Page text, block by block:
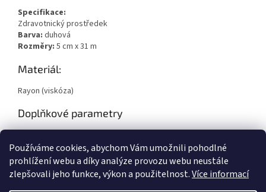
Používáme cookies, abychom Vám umožnili pohodlné
prohlížení webu a díky analýze provozu webu neustále
zlepšovali jeho funkce, výkon a použitelnost.Více informací
Specifikace:
Zdravotnický prostředek
Barva: duhová
Rozměry: 5 cm x 31 m
Materiál:
Rayon (viskóza)
Doplňkové parametry
Hmotnost: 0.604 kg